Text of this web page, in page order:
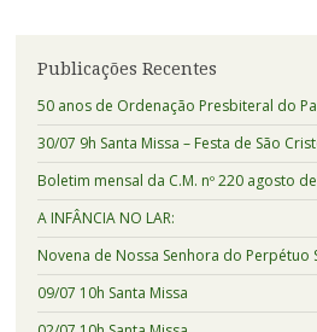
Publicações Recentes
50 anos de Ordenação Presbiteral do
30/07 9h Santa Missa – Festa de São
Boletim mensal da C.M. nº 220 agosto
A INFÂNCIA NO LAR:
Novena de Nossa Senhora do Perpétuo
09/07 10h Santa Missa